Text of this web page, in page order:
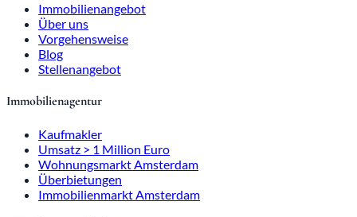
Immobilienangebot
Über uns
Vorgehensweise
Blog
Stellenangebot
Immobilienagentur
Kaufmakler
Umsatz > 1 Million Euro
Wohnungsmarkt Amsterdam
Überbietungen
Immobilienmarkt Amsterdam